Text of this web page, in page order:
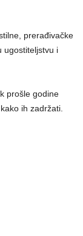
prerađivačke
ugostiteljstvu i
prošle godine
ih zadržati.